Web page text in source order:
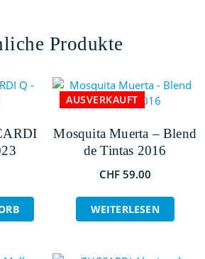
Produkte
AUSVERKAUFT
Mosquita Muerta – Blend
de Tintas 2016
CHF59.00
WEITERLESEN